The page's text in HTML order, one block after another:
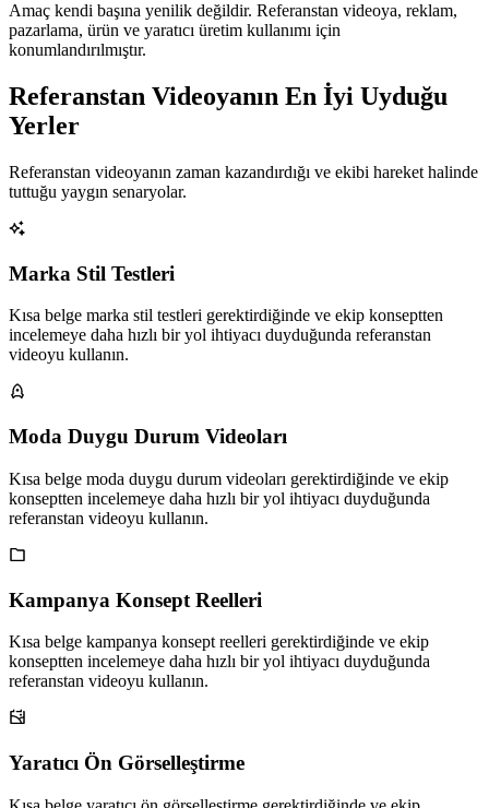
Amaç kendi başına yenilik değildir. Referanstan videoya, reklam,
pazarlama, ürün ve yaratıcı üretim kullanımı için
konumlandırılmıştır.
Referanstan Videoyanın En İyi Uyduğu
Yerler
Referanstan videoyanın zaman kazandırdığı ve ekibi hareket halinde
tuttuğu yaygın senaryolar.
Marka Stil Testleri
Kısa belge marka stil testleri gerektirdiğinde ve ekip konseptten
incelemeye daha hızlı bir yol ihtiyacı duyduğunda referanstan
videoyu kullanın.
Moda Duygu Durum Videoları
Kısa belge moda duygu durum videoları gerektirdiğinde ve ekip
konseptten incelemeye daha hızlı bir yol ihtiyacı duyduğunda
referanstan videoyu kullanın.
Kampanya Konsept Reelleri
Kısa belge kampanya konsept reelleri gerektirdiğinde ve ekip
konseptten incelemeye daha hızlı bir yol ihtiyacı duyduğunda
referanstan videoyu kullanın.
Yaratıcı Ön Görselleştirme